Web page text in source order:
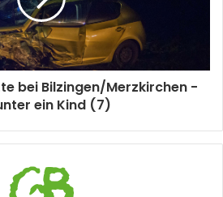
bei Bilzingen/Merzkirchen -
ein Kind (7)